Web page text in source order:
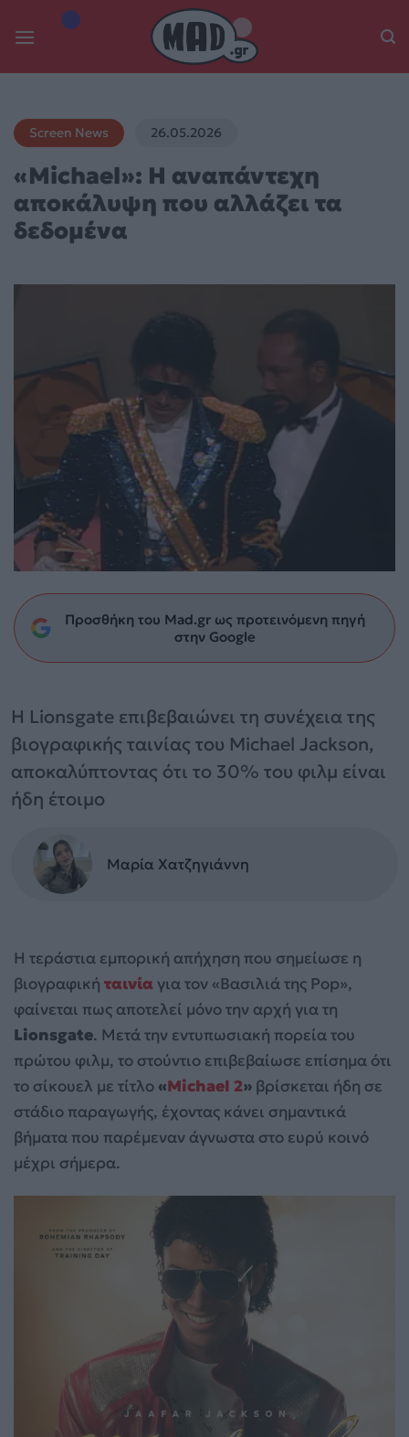
Screen News 26.05.2026
«Michael»: Η αναπάντεχη
αποκάλυψη που αλλάζει τα
δεδομένα
Προσθήκη του Mad.gr ως προτεινόμενη πηγή
στην Google
Η Lionsgate επιβεβαιώνει τη συνέχεια της
βιογραφικής ταινίας του Michael Jackson,
αποκαλύπτοντας ότι το 30% του φιλμ είναι
ήδη έτοιμο
Μαρία Χατζηγιάννη
Η τεράστια εμπορική απήχηση που σημείωσε η
βιογραφική ταινία για τον «Βασιλιά της Pop»,
φαίνεται πως αποτελεί μόνο την αρχή για τη
Lionsgate. Μετά την εντυπωσιακή πορεία του
πρώτου φιλμ, το στούντιο επιβεβαίωσε επίσημα ότι
το σίκουελ με τίτλο«Michael 2» βρίσκεται ήδη σε
στάδιο παραγωγής, έχοντας κάνει σημαντικά
βήματα που παρέμεναν άγνωστα στο ευρύ κοινό
μέχρι σήμερα.